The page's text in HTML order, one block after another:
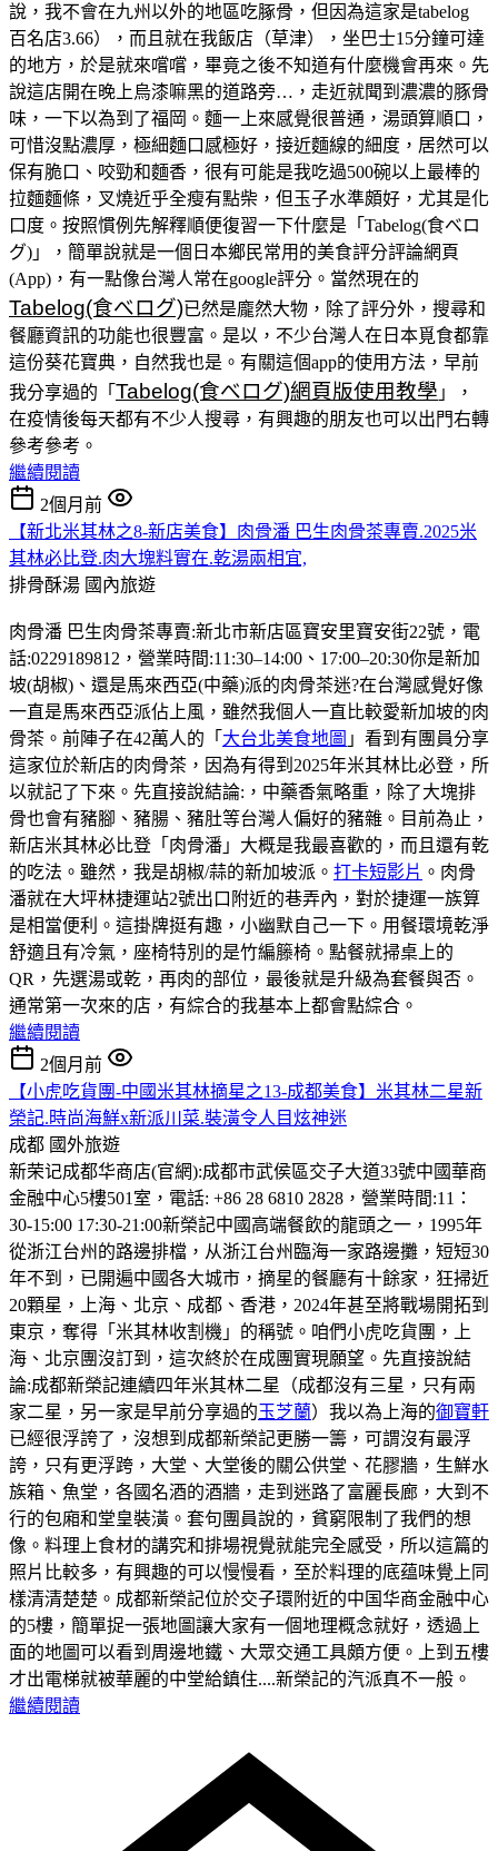
說，我不會在九州以外的地區吃䐁骨，但因為這家是tabelog
百名店3.66），而且就在我飯店（草津），坐巴士15分鐘可達
的地方，於是就來嚐嚐，畢竟之後不知道有什麼機會再來。先
說這店開在晚上烏漆嘛黑的道路旁…，走近就聞到濃濃的豚骨
味，一下以為到了福岡。麵一上來感覺很普通，湯頭算順口，
可惜沒點濃厚，極細麵口感極好，接近麵線的細度，居然可以
保有脆口、咬勁和麵香，很有可能是我吃過500碗以上最棒的
拉麵麵條，叉燒近乎全瘦有點柴，但玉子水準頗好，尤其是化
口度。按照慣例先解釋順便復習一下什麼是「Tabelog(食べロ
グ)」，簡單說就是一個日本鄉民常用的美食評分評論網頁
(App)，有一點像台灣人常在google評分。當然現在的
Tabelog(食べログ)已然是龐然大物，除了評分外，搜尋和
餐廳資訊的功能也很豐富。是以，不少台灣人在日本覓食都靠
這份葵花寶典，自然我也是。有關這個app的使用方法，早前
我分享過的「 Tabelog(食べログ)網頁版使用教學 」，
在疫情後每天都有不少人搜尋，有興趣的朋友也可以出門右轉
參考參考。
繼續閱讀
2個月前
【新北米其林之8-新店美食】肉骨潘 巴生肉骨茶專賣.2025米
其林必比登.肉大塊料實在.乾湯兩相宜,
排骨酥湯 國內旅遊
肉骨潘 巴生肉骨茶專賣:新北市新店區寶安里寶安街22號，電
話:0229189812，營業時間:11:30–14:00、17:00–20:30你是新加
坡(胡椒)、還是馬來西亞(中藥)派的肉骨茶迷?在台灣感覺好像
一直是馬來西亞派佔上風，雖然我個人一直比較愛新加坡的肉
骨茶。前陣子在42萬人的「 大台北美食地圖 」看到有團員分享
這家位於新店的肉骨茶，因為有得到2025年米其林比必登，所
以就記了下來。先直接說結論:，中藥香氣略重，除了大塊排
骨也會有豬腳、豬腸、豬肚等台灣人偏好的豬雜。目前為止，
新店米其林必比登「肉骨潘」大概是我最喜歡的，而且還有乾
的吃法。雖然，我是胡椒/蒜的新加坡派。 打卡短影片 。肉骨
潘就在大坪林捷運站2號出口附近的巷弄內，對於捷運一族算
是相當便利。這掛牌挺有趣，小幽默自己一下。用餐環境乾淨
舒適且有冷氣，座椅特別的是竹編籐椅。點餐就掃桌上的
QR，先選湯或乾，再肉的部位，最後就是升級為套餐與否。
通常第一次來的店，有綜合的我基本上都會點綜合。
繼續閱讀
2個月前
【小虎吃貨團-中國米其林摘星之13-成都美食】米其林二星新
榮記.時尚海鮮x新派川菜.裝潢令人目炫神迷
成都 國外旅遊
新荣记成都华商店(官網):成都市武侯區交子大道33號中國華商
金融中心5樓501室，電話: +86 28 6810 2828，營業時間:11：
30-15:00 17:30-21:00新榮記中國高端餐飲的龍頭之一，1995年
從浙江台州的路邊排檔，从浙江台州臨海一家路邊攤，短短30
年不到，已開遍中國各大城市，摘星的餐廳有十餘家，狂掃近
20顆星，上海、北京、成都、香港，2024年甚至將戰場開拓到
東京，奪得「米其林收割機」的稱號。咱們小虎吃貨團，上
海、北京團沒訂到，這次終於在成團實現願望。先直接說結
論:成都新榮記連續四年米其林二星（成都沒有三星，只有兩
家二星，另一家是早前分享過的玉芝蘭）我以為上海的御寶軒
已經很浮誇了，沒想到成都新榮記更勝一籌，可謂沒有最浮
誇，只有更浮跨，大堂、大堂後的關公供堂、花膠牆，生鮮水
族箱、魚堂，各國名酒的酒牆，走到迷路了富麗長廊，大到不
行的包廂和堂皇裝潢。套句團員說的，貧窮限制了我們的想
像。料理上食材的講究和排場視覺就能完全感受，所以這篇的
照片比較多，有興趣的可以慢慢看，至於料理的底蕴味覺上同
樣清清楚楚。 成都新榮記位於交子環附近的中国华商金融中心
的5樓，簡單捉一張地圖讓大家有一個地理概念就好，透過上
面的地圖可以看到周邊地鐵、大眾交通工具頗方便。
上到五樓
才出電梯就被華麗的中堂給鎮住....新榮記的汽派真不一般。
繼續閱讀